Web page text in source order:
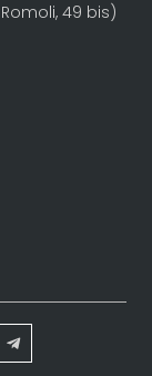
49 bis)